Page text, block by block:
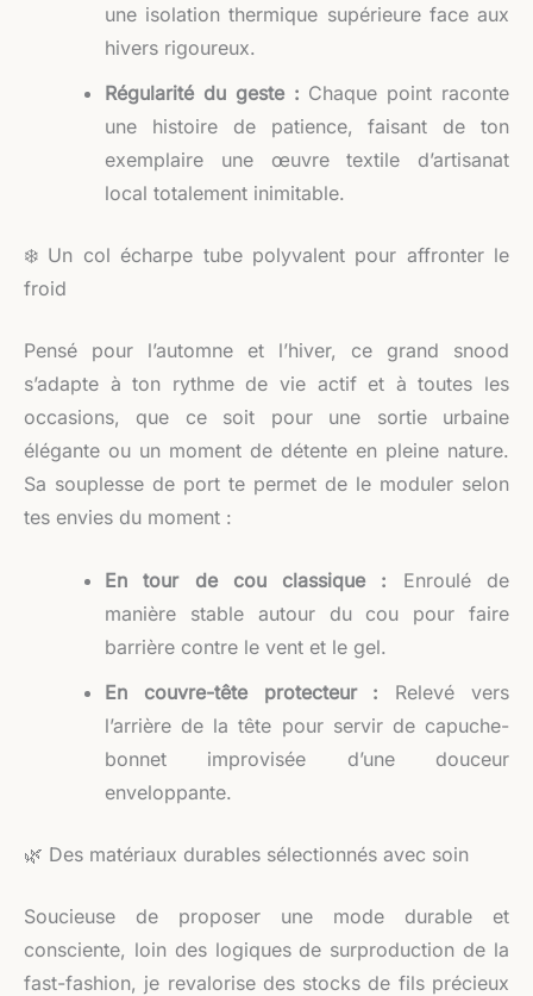
une isolation thermique supérieure face aux
hivers rigoureux.
Régularité du geste : Chaque point raconte
une histoire de patience, faisant de ton
exemplaire une œuvre textile d’artisanat
local totalement inimitable.
❄️ Un col écharpe tube polyvalent pour affronter le
froid
Pensé pour l’automne et l’hiver, ce grand snood
s’adapte à ton rythme de vie actif et à toutes les
occasions, que ce soit pour une sortie urbaine
élégante ou un moment de détente en pleine nature.
Sa souplesse de port te permet de le moduler selon
tes envies du moment :
En tour de cou classique : Enroulé de
manière stable autour du cou pour faire
barrière contre le vent et le gel.
En couvre-tête protecteur : Relevé vers
l’arrière de la tête pour servir de capuche-
bonnet improvisée d’une douceur
enveloppante.
🌿 Des matériaux durables sélectionnés avec soin
Soucieuse de proposer une mode durable et
consciente, loin des logiques de surproduction de la
fast-fashion, je revalorise des stocks de fils précieux